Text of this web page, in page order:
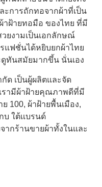
ะการถักทอจากผ้าที่เป็น
ผ้าฝ้ายทอมือ ของไทย ที่มี
ยงามเป็นเอกลักษณ์
แฟชั่นได้หยิบยกผ้าไทย
ดูทันสมัยมากขึ้น นั่นเอง
ด เป็นผู้ผลิตและจัด
รามีผ้าฝ้ายคุณภาพดีที่มี
100, ผ้าฝ้ายพื้นเมือง,
ใต้เเบรนด์
ากร้านขายผ้าทั้งในและ